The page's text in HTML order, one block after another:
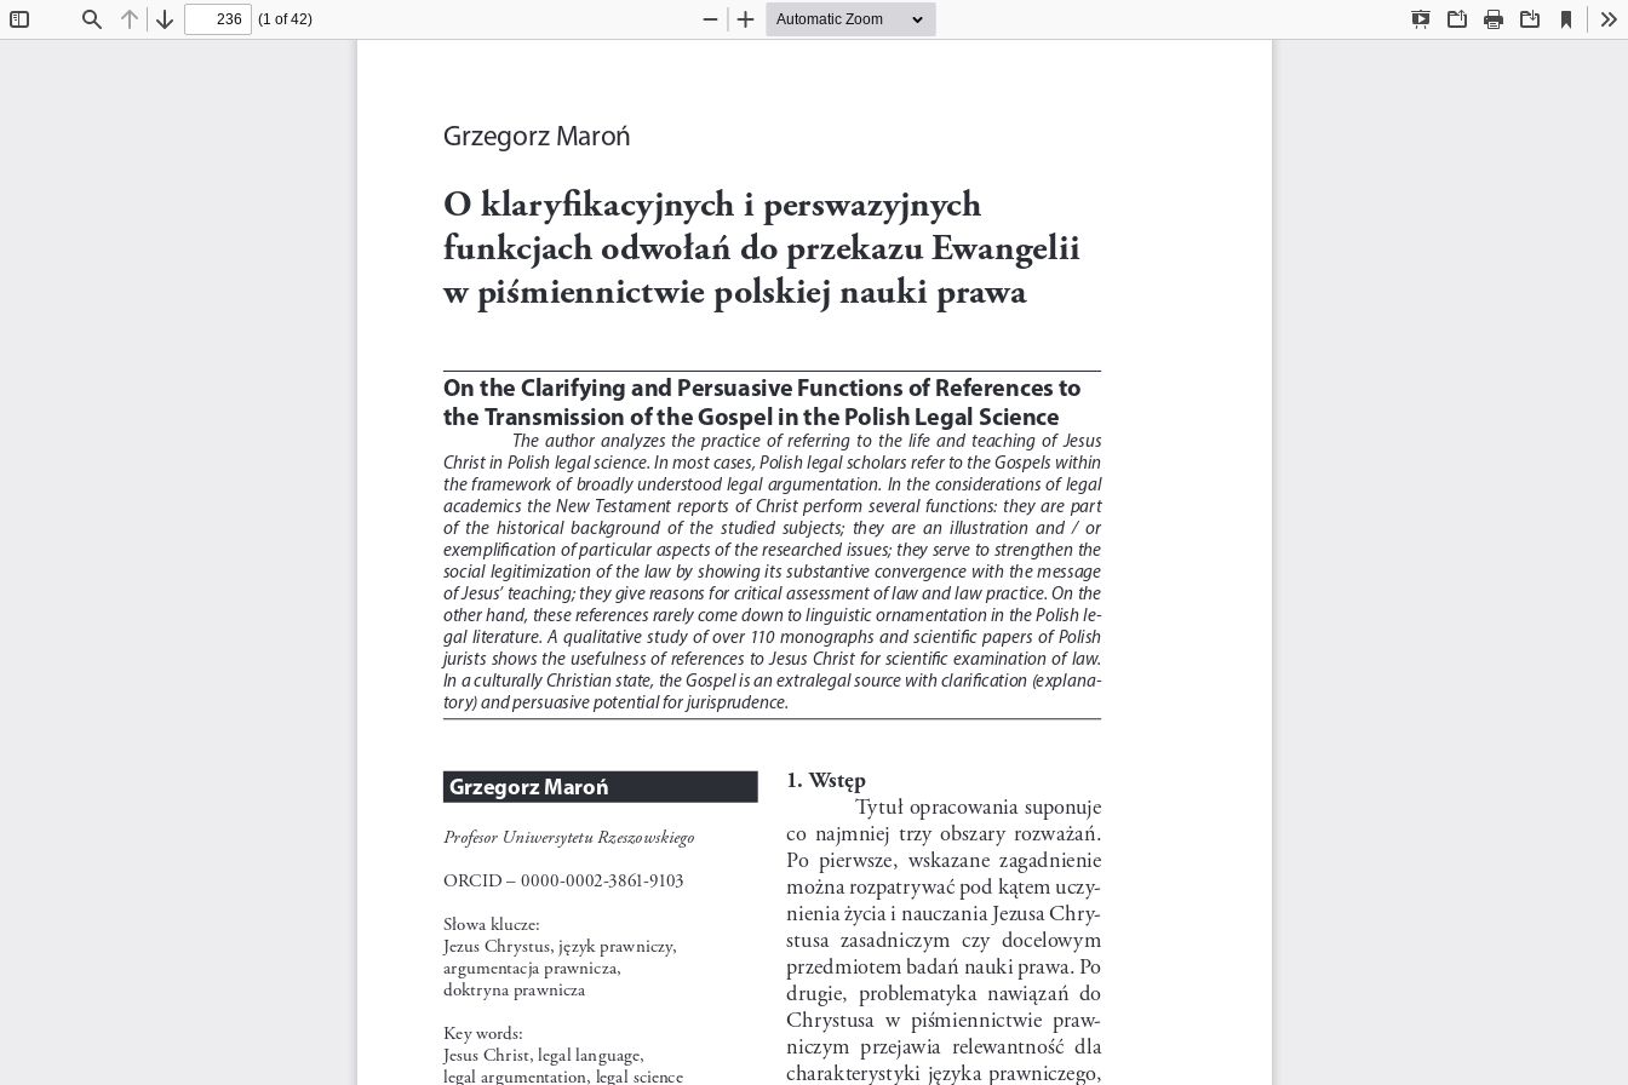
Find Previous
Next
(1 of 42)
Presentation
OpenPrint Download
Current
View
Zoom
Zoom
Grzegorz Maroń
O klaryfikacyjnych i perswazyjnych
funkcjach odwołań do przekazu Ewangelii
w piśmiennictwie polskiej nauki prawa
Grzegorz Maroń
Profesor Uniwersytetu Rzeszowskiego
ORCID – 0000-0002-3861-9103
Słowa klucze:
Jezus Chrystus, język prawniczy,
argumentacja prawnicza,
doktryna prawnicza
Key words:
Jesus Christ, legal language,
legal argumentation, legal science
On the Clarifying and Persuasive Functions of References to
the Transmission of the Gospel in the Polish Legal Science
The  author  analyzes  the  practice  of  referring  to  the  life  and  teaching  of  Jesus
Christ in Polish legal science. In most cases, Polish legal scholars refer to the Gospels within
the  framework  of  broadly  understood  legal  argumentation.  In  the  considerations  of  legal
academics  the  New  Testament  reports  of  Christ  perform  several  functions:  they  are  part
of  the  historical  background  of  the  studied  subjects;  they  are  an  illustration  and  /  or
exemplification  of  particular  aspects  of  the  researched  issues;  they  serve  to  strengthen  the
social  legitimization  of  the  law  by  showing  its  substantive  convergence  with  the  message
of Jesus’ teaching; they give reasons for critical assessment of law and law practice. On the
other hand, these references rarely come down to linguistic ornamentation in the Polish le-
gal  literature.  A  qualitative  study  of  over  110  monographs  and  scientific  papers  of  Polish
jurists  shows  the  usefulness  of  references  to  Jesus  Christ  for  scientific  examination  of  law.
In a culturally Christian state, the Gospel is an extralegal source with clarification (explana-
tory) and persuasive potential for jurisprudence.
1. Wstęp
Tytuł opracowania suponuje
co  najmniej  trzy  obszary  rozważań.
Po  pierwsze,  wskazane  zagadnienie
można rozpatrywać pod kątem uczy-
nienia życia i nauczania Jezusa Chry-
stusa  zasadniczym  czy  docelowym
przedmiotem badań nauki prawa. Po
drugie,  problematyka  nawiązań  do
Chrystusa  w  piśmiennictwie  praw-
niczym  przejawia  relewantność  dla
charakterystyki  języka  prawniczego,